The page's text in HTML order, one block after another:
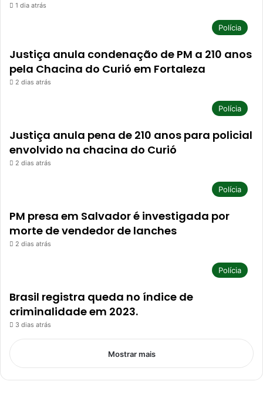
1 dia atrás
Polícia
Justiça anula condenação de PM a 210 anos
pela Chacina do Curió em Fortaleza
2 dias atrás
Polícia
Justiça anula pena de 210 anos para policial
envolvido na chacina do Curió
2 dias atrás
Polícia
PM presa em Salvador é investigada por
morte de vendedor de lanches
2 dias atrás
Polícia
Brasil registra queda no índice de
criminalidade em 2023.
3 dias atrás
Mostrar mais